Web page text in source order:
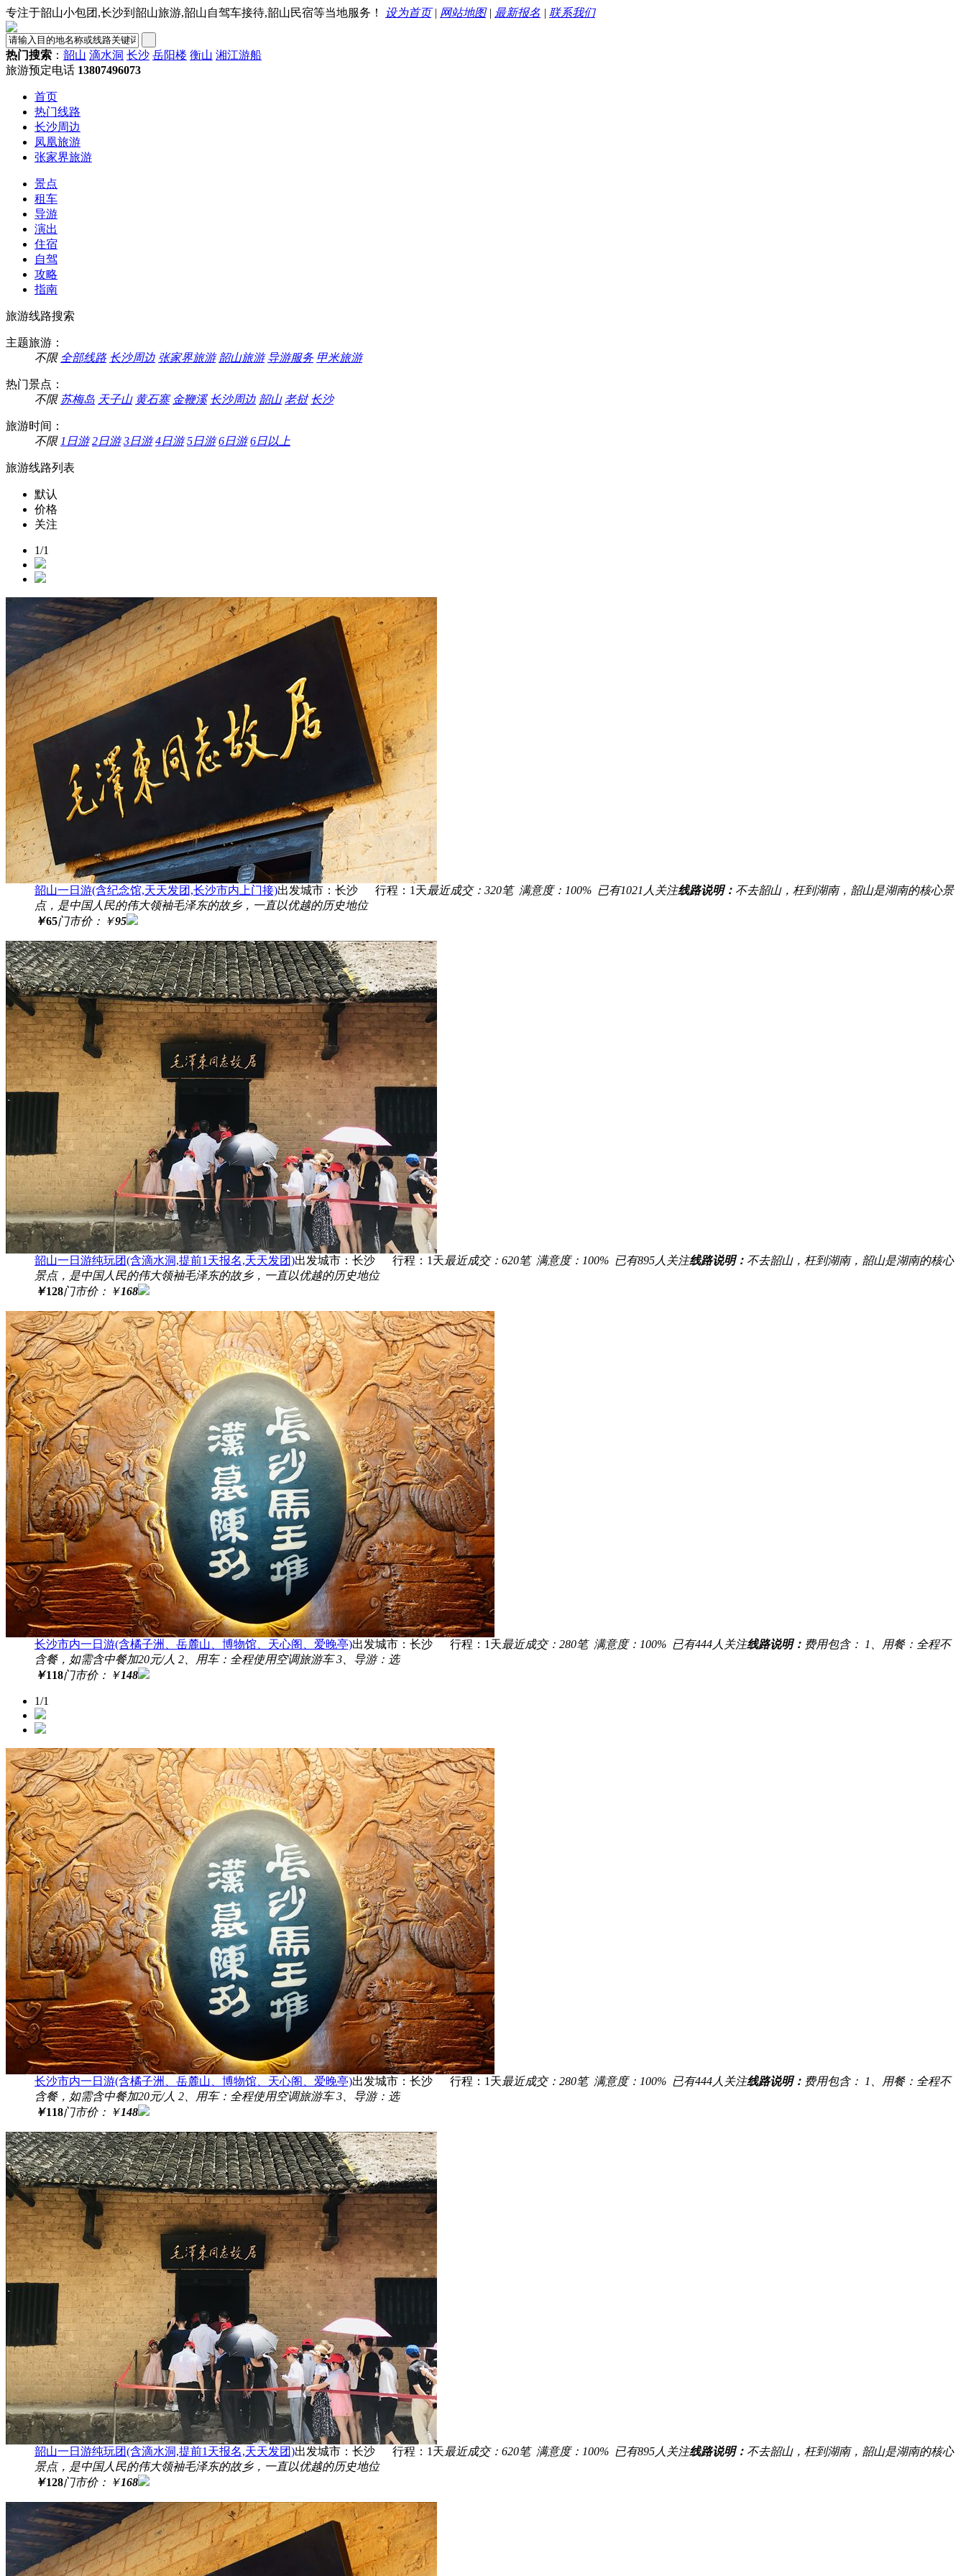
专注于韶山小包团,长沙到韶山旅游,韶山自驾车接待,韶山民宿等当地服务！ 设为首页| 网站地图| 最新报名 | 联系我们
热门搜索 ： 韶山 滴水洞 长沙 岳阳楼 衡山 湘江游船
旅游预定电话 13807496073
首页
热门线路
长沙周边
凤凰旅游
张家界旅游
景点
租车
导游
演出
住宿
自驾
攻略
指南
旅游线路搜索
主题旅游：
不限 全部线路 长沙周边 张家界旅游 韶山旅游 导游服务 甲米旅游
热门景点：
不限 苏梅岛 天子山 黄石寨 金鞭溪 长沙周边 韶山 老挝 长沙
旅游时间：
不限 1日游 2日游 3日游 4日游 5日游 6日游 6日以上
旅游线路列表
默认
价格
关注
1/1
韶山一日游(含纪念馆,天天发团,长沙市内上门接)出发城市：长沙 行程： 1 天最近成交： 320笔 满意度： 100% 已有1021 人关注线路说明： 不去韶山，枉到湖南，韶山是湖南的核心景
点，是中国人民的伟大领袖毛泽东的故乡，一直以优越的历史地位
￥65门市价： ￥95
韶山一日游纯玩团(含滴水洞,提前1天报名,天天发团)出发城市：长沙 行程： 1 天最近成交： 620笔 满意度： 100% 已有895 人关注线路说明： 不去韶山，枉到湖南，韶山是湖南的核心
景点，是中国人民的伟大领袖毛泽东的故乡，一直以优越的历史地位
￥128门市价： ￥168
长沙市内一日游(含橘子洲、岳麓山、博物馆、天心阁、爱晚亭)出发城市：长沙 行程： 1 天最近成交： 280笔 满意度： 100% 已有444 人关注线路说明： 费用包含： 1、用餐：全程不
含餐，如需含中餐加20元/人 2、用车：全程使用空调旅游车 3、导游：选
￥118门市价： ￥148
1/1
长沙市内一日游(含橘子洲、岳麓山、博物馆、天心阁、爱晚亭)出发城市：长沙 行程： 1 天最近成交： 280笔 满意度： 100% 已有444 人关注线路说明： 费用包含： 1、用餐：全程不
含餐，如需含中餐加20元/人 2、用车：全程使用空调旅游车 3、导游：选
￥118门市价： ￥148
韶山一日游纯玩团(含滴水洞,提前1天报名,天天发团)出发城市：长沙 行程： 1 天最近成交： 620笔 满意度： 100% 已有895 人关注线路说明： 不去韶山，枉到湖南，韶山是湖南的核心
景点，是中国人民的伟大领袖毛泽东的故乡，一直以优越的历史地位
￥128门市价： ￥168